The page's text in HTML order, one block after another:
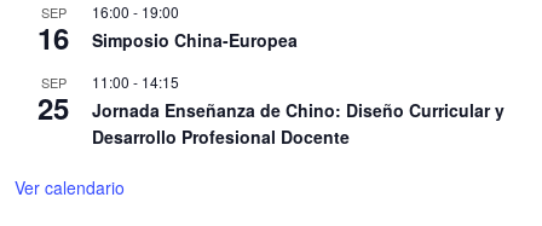
SEP
16
16:00 - 19:00
Simposio China-Europea
SEP
25
11:00 - 14:15
Jornada Enseñanza de Chino: Diseño Curricular y
Desarrollo Profesional Docente
Ver calendario